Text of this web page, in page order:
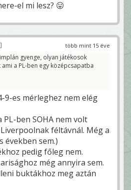
el mi lesz? 😛
több mint 15 éve
gyenge, olyan játékosok
a PL-ben egy középcsapatba
9-es mérleghez nem elég
PL-ben SOHA nem volt
féltávnál. Még a
években sem.)
pedig főleg nem.
még annyira sem.
buktákhoz meg aztán